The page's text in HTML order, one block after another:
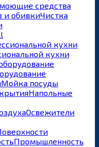
средства
Чистка
кухни
Мойка посуды
Напольные
Освежители
Промышленность